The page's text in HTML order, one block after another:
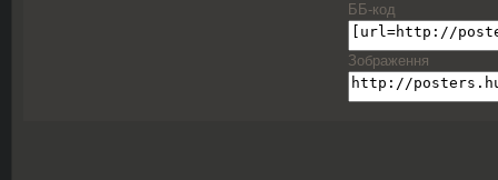
ББ-код
Зображення